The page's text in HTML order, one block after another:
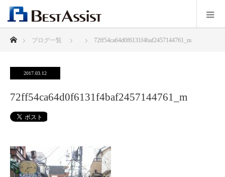
ホームブログ一覧 72ff54ca64d0f6131f4baf2457144761_m
2017.03.12
72ff54ca64d0f6131f4baf2457144761_m